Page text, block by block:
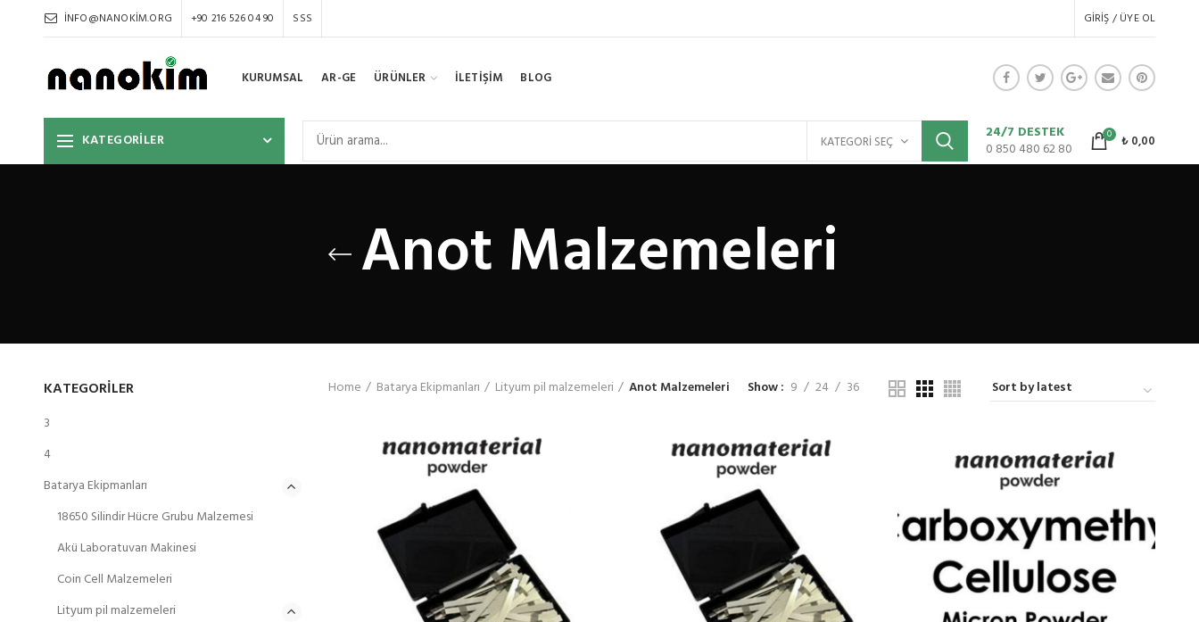
INFO@NANOKIM.ORG +90 216 526 04 90 SSS GIRIŞ / ÜYE OL
KURUMSAL AR-GE ÜRÜNLER İLETİŞİM BLOG
KATEGORİLER KATEGORI SEÇ
24/7 DESTEK
0 850 480 62 80
0 ₺0,00
Anot Malzemeleri
Home Batarya Ekipmanları Lityum pil malzemeleri Anot Malzemeleri Show 9 24 36
KATEGORILER
3
4
Batarya Ekipmanları
18650 Silindir Hücre Grubu Malzemesi
Akü Laboratuvarı Makinesi
Coin Cell Malzemeleri
Lityum pil malzemeleri